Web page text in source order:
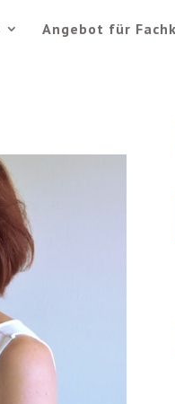
Angebot für